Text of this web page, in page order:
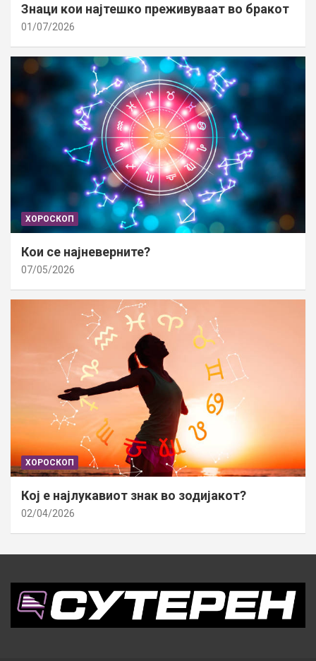
Знаци кои најтешко преживуваат во бракот
01/07/2026
ХОРОСКОП
Кои се најневерните?
07/05/2026
ХОРОСКОП
Кој е најлукавиот знак во зодијакот?
02/04/2026